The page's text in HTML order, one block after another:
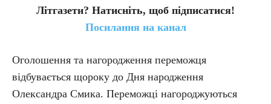
Літгазети? Натисніть, щоб підписатися!
Посилання на канал
Оголошення та нагородження переможця
відбувається щороку до Дня народження
Олександра Смика. Переможці нагороджуються